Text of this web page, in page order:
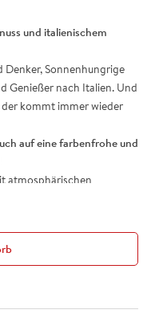
und italienischem
Sonnenhungrige
Genießer nach Italien. Und
kommt immer wieder
auf eine farbenfrohe und
atmosphärischen
einfache Gerichte oder
Italienreisender